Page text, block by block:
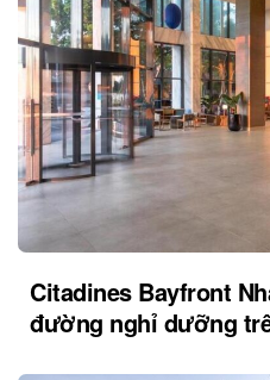
Citadines Bayfront
đường nghỉ dưỡng